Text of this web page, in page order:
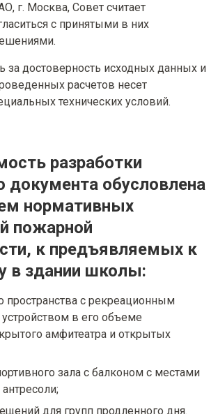
г. Москва, Совет считает
с принятыми в них
за достоверность исходных данных и
расчетов несет
технических условий.
разработки
документа обусловлена
нормативных
пожарной
к предъявляемых к
в здании школы:
пространства с рекреационным
устройством в его объеме
амфитеатра и открытых
зала с балконом с местами
для групп продленного дня.